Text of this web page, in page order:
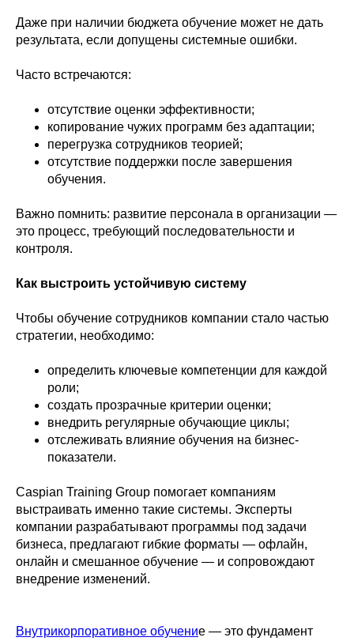
Даже при наличии бюджета обучение может не дать
результата, если допущены системные ошибки.
Часто встречаются:
отсутствие оценки эффективности;
копирование чужих программ без адаптации;
перегрузка сотрудников теорией;
отсутствие поддержки после завершения
обучения.
Важно помнить: развитие персонала в организации —
это процесс, требующий последовательности и
контроля.
Как выстроить устойчивую систему
Чтобы обучение сотрудников компании стало частью
стратегии, необходимо:
определить ключевые компетенции для каждой
роли;
создать прозрачные критерии оценки;
внедрить регулярные обучающие циклы;
отслеживать влияние обучения на бизнес-
показатели.
Caspian Training Group помогает компаниям
выстраивать именно такие системы. Эксперты
компании разрабатывают программы под задачи
бизнеса, предлагают гибкие форматы — офлайн,
онлайн и смешанное обучение — и сопровождают
внедрение изменений.
Внутрикорпоративное обучение — это фундамент